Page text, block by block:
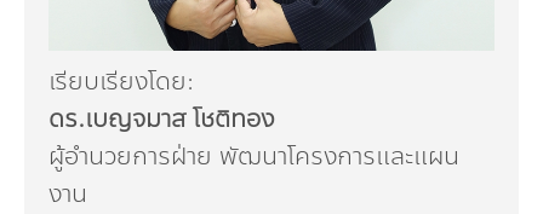
เรียบเรียงโดย:
ดร.เบญจมาส โชติทอง
ผู้อำนวยการฝ่าย พัฒนาโครงการและแผน
งาน